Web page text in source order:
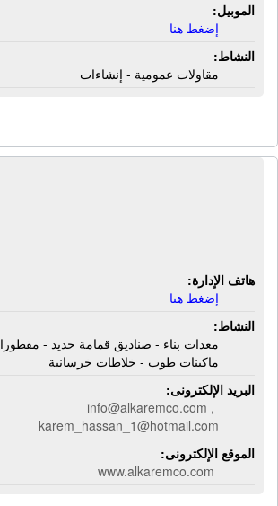
الموبيل:
إضغط هنا
النشاط:
مقاولات عمومية - إنشاءات
هاتف الإدارة:
إضغط هنا
النشاط:
معدات بناء - صناديق قمامة حديد -
ماكينات طوب - خلاطات خرسانية
البريد الإلكترونى:
info@alkaremco.com ,
karem_hassan_1@hotmail.com
الموقع الإلكترونى:
www.alkaremco.com